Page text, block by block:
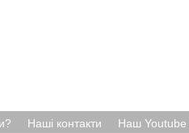
Наші контакти Наш Youtube